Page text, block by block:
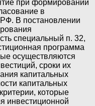
при формировании
в
В постановлении
специальный п. 32,
программа
осуществляются
сроки их
капитальных
капитальных
которые
инвестиционной